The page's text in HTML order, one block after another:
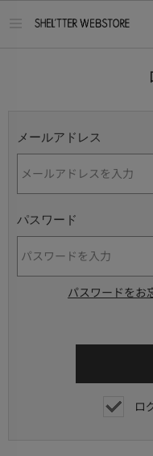
メールアドレス
パスワード
パスワードをお
ロ